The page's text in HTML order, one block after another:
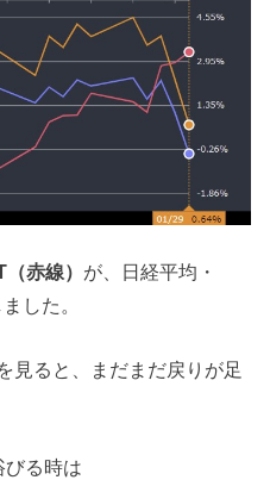
赤線） が、日経平均・
した。
見ると、まだまだ戻りが足
びる時は